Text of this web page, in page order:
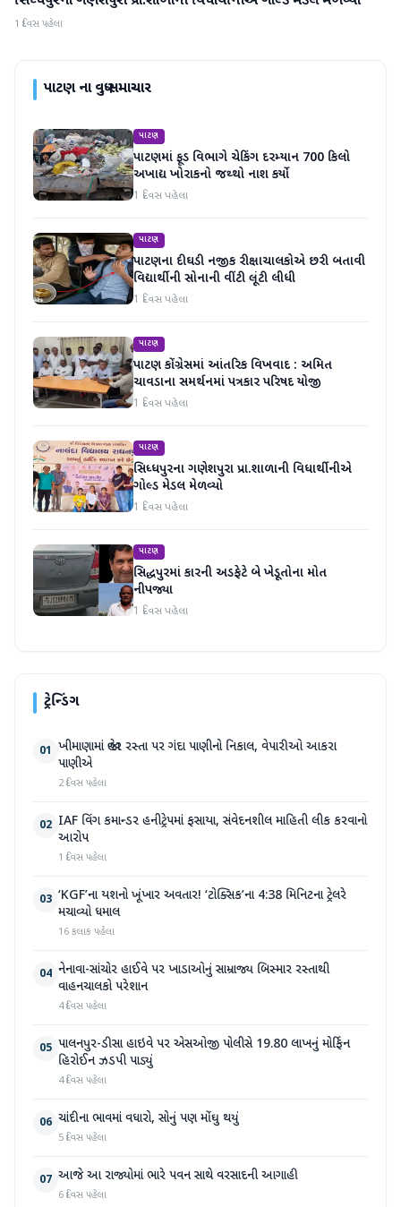
1 દિવસ પહેલા
પાટણના વધુ સમાચાર
પાટણ
પાટણમાં ફૂડ વિભાગે ચેકિંગ દરમ્યાન 700 કિલો
અખાદ્ય ખોરાકનો જથ્થો નાશ કર્યો
1 દિવસ પહેલા
પાટણ
પાટણના દીઘડી નજીક રીક્ષાચાલકોએ છરી બતાવી
વિદ્યાર્થીની સોનાની વીંટી લૂંટી લીધી
1 દિવસ પહેલા
પાટણ
પાટણ કોંગ્રેસમાં આંતરિક વિખવાદ : અમિત
ચાવડાના સમર્થનમાં પત્રકાર પરિષદ યોજી
1 દિવસ પહેલા
પાટણ
સિધ્ધપુરના ગણેશપુરા પ્રા.શાળાની વિધાર્થીનીએ
ગોલ્ડ મેડલ મેળવ્યો
1 દિવસ પહેલા
પાટણ
સિદ્ધપુરમાં કારની અડફેટે બે ખેડૂતોના મોત
નીપજ્યા
1 દિવસ પહેલા
ટ્રેન્ડિંગ
01 ખીમાણામાં જાહેર રસ્તા પર ગંદા પાણીનો નિકાલ, વેપારીઓ આકરા
પાણીએ
2 દિવસ પહેલા
02 IAF વિંગ કમાન્ડર હનીટ્રેપમાં ફસાયા, સંવેદનશીલ માહિતી લીક કરવાનો
આરોપ
1 દિવસ પહેલા
03 ‘KGF’ના યશનો ખૂંખાર અવતાર! ‘ટોક્સિક’ના 4:38 મિનિટના ટ્રેલરે
મચાવ્યો ધમાલ
16 કલાક પહેલા
04 નેનાવા-સાંચોર હાઈવે પર ખાડાઓનું સામ્રાજ્ય બિસ્માર રસ્તાથી
વાહનચાલકો પરેશાન
4 દિવસ પહેલા
05 પાલનપુર-ડીસા હાઇવે પર એસઓજી પોલીસે 19.80 લાખનું મોર્ફિન
હિરોઈન ઝડપી પાડ્યું
4 દિવસ પહેલા
06 ચાંદીના ભાવમાં વધારો, સોનું પણ મોંઘુ થયું
5 દિવસ પહેલા
07 આજે આ રાજ્યોમાં ભારે પવન સાથે વરસાદની આગાહી
6 દિવસ પહેલા